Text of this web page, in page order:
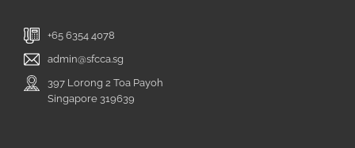
+65 6354 4078
admin@sfcca.sg
397 Lorong 2 Toa Payoh
Singapore 319639